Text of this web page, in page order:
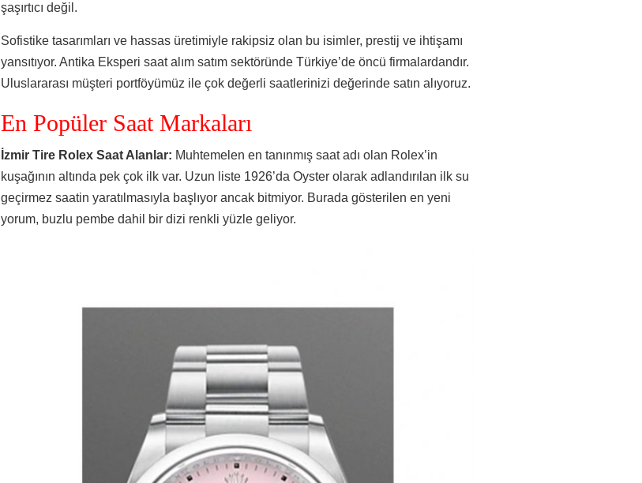
şaşırtıcı değil.
Sofistike tasarımları ve hassas üretimiyle rakipsiz olan bu isimler, prestij ve ihtişamı
yansıtıyor. Antika Eksperi saat alım satım sektöründe Türkiye’de öncü firmalardandır.
Uluslararası müşteri portföyümüz ile çok değerli saatlerinizi değerinde satın alıyoruz.
En Popüler Saat Markaları
İzmir Tire Rolex Saat Alanlar: Muhtemelen en tanınmış saat adı olan Rolex’in
kuşağının altında pek çok ilk var. Uzun liste 1926’da Oyster olarak adlandırılan ilk su
geçirmez saatin yaratılmasıyla başlıyor ancak bitmiyor. Burada gösterilen en yeni
yorum, buzlu pembe dahil bir dizi renkli yüzle geliyor.